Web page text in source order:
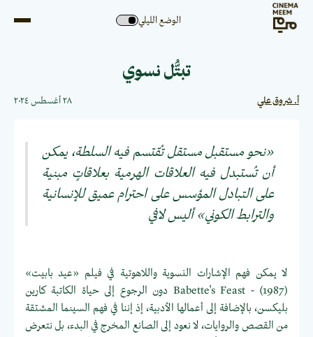
الوضع الليلي
تبتُّل نسوي
أ. شروق علي ٢٨ أغسطس ٢٠٢٤
«نحو مستقبل مستقل تُقتسم فيه السلطة، يمكن
أن تُستبدل فيه العلاقات الهرمية بعلاقاتٍ مبنية
على التبادل المؤسس على احترام عميق للإنسانية
والترابط الكوني» أليس لافي
لا يمكن فهم الإشارات النسوية واللاهوتية في فيلم «عيد بابيت»
(1987) - Babette's Feast دون الرجوع إلى حياة الكاتبة كارين
بليكسن، بالإضافة إلى أعمالها الأدبية، إذ إننا في فهم السينما المشتقة
من القصص والروايات، لا نعود إلى الصانع المخرج في البدء، بل نتعرض